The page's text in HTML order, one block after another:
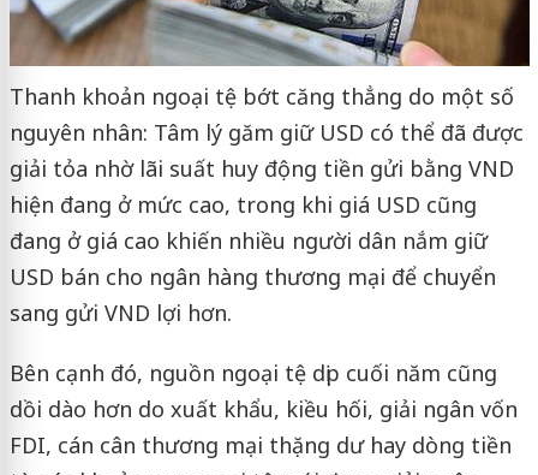
Thanh khoản ngoại tệ bớt căng thẳng do một số
nguyên nhân: Tâm lý găm giữ USD có thể đã được
giải tỏa nhờ lãi suất huy động tiền gửi bằng VND
hiện đang ở mức cao, trong khi giá USD cũng
đang ở giá cao khiến nhiều người dân nắm giữ
USD bán cho ngân hàng thương mại để chuyển
sang gửi VND lợi hơn.
Bên cạnh đó, nguồn ngoại tệ dịp cuối năm cũng
dồi dào hơn do xuất khẩu, kiều hối, giải ngân vốn
FDI, cán cân thương mại thặng dư hay dòng tiền